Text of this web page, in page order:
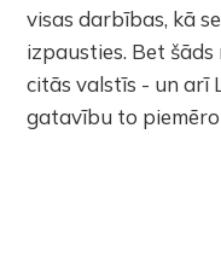
visas darbības, kā
izpausties. Bet
citās valstīs - un arī
gatavību to